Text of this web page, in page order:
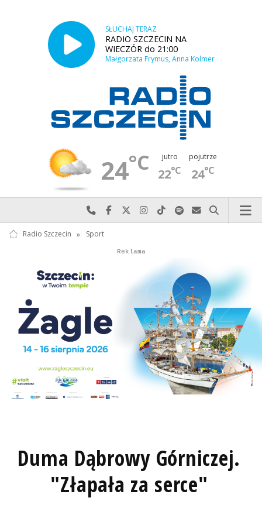
SŁUCHAJ TERAZ
RADIO SZCZECIN NA
WIECZÓR do 21:00
Małgorzata Frymus, Anna Kolmer
24°C jutro
22°C
pojutrze
24°C
Najlepiej po prostu do nas zadzwoń
Odwiedź nas na Facebook-u
Odwiedź nas na X
Odwiedź nas na Instagram-ie
Odwiedź nas na TikTok-u
Szukaj nas na Spotify
Wyślij do nas
Szukaj
Radio Szczecin » Sport
Autopromocja
Reklama
Autopromocja
Duma Dąbrowy Górniczej.
"Złapała za serce"